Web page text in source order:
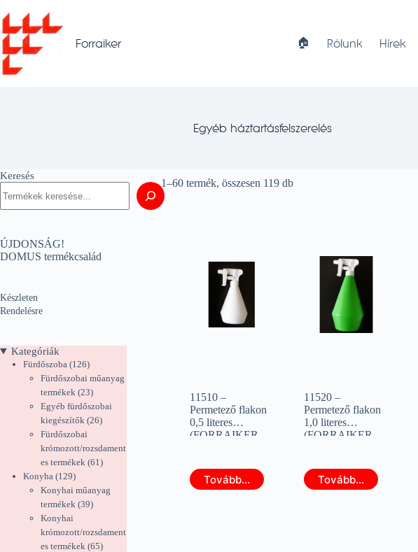
to
content
Forraiker 🏠︎ Rólunk Hírek
Egyéb háztartásfelszerelés
1–60 termék, összesen 119 db
11510 –
Permetező flakon
0,5 literes
(FORRAIKER
Tovább...
11520 –
Permetező flakon
1,0 literes
(FORRAIKER
Tovább...
Keresés
ÚJDONSÁG!
DOMUS termékcsalád
Készleten
Rendelésre
Kategóriák
Fürdőszoba 126126
termék
Fürdőszobai műanyag
termékek 2323
termék
Egyéb fürdőszobai
kiegészítők 2626
Fürdőszobai
krómozott/rozsdament
es termékek 6161
Konyha 129129
termék
Konyhai műanyag
termékek 3939
Konyhai
krómozott/rozsdament
es termékek 6565